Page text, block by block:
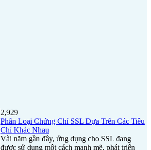
2,929
Phân Loại Chứng Chỉ SSL Dựa Trên Các Tiêu
Chí Khác Nhau
Vài năm gần đây, ứng dụng cho SSL đang
được sử dụng một cách mạnh mẽ, phát triển